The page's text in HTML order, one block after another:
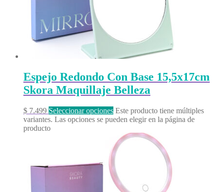
Espejo Redondo Con Base 15,5x17cm
Skora Maquillaje Belleza
$ 7.499 Seleccionar opciones Este producto tiene múltiples
variantes. Las opciones se pueden elegir en la página de
producto